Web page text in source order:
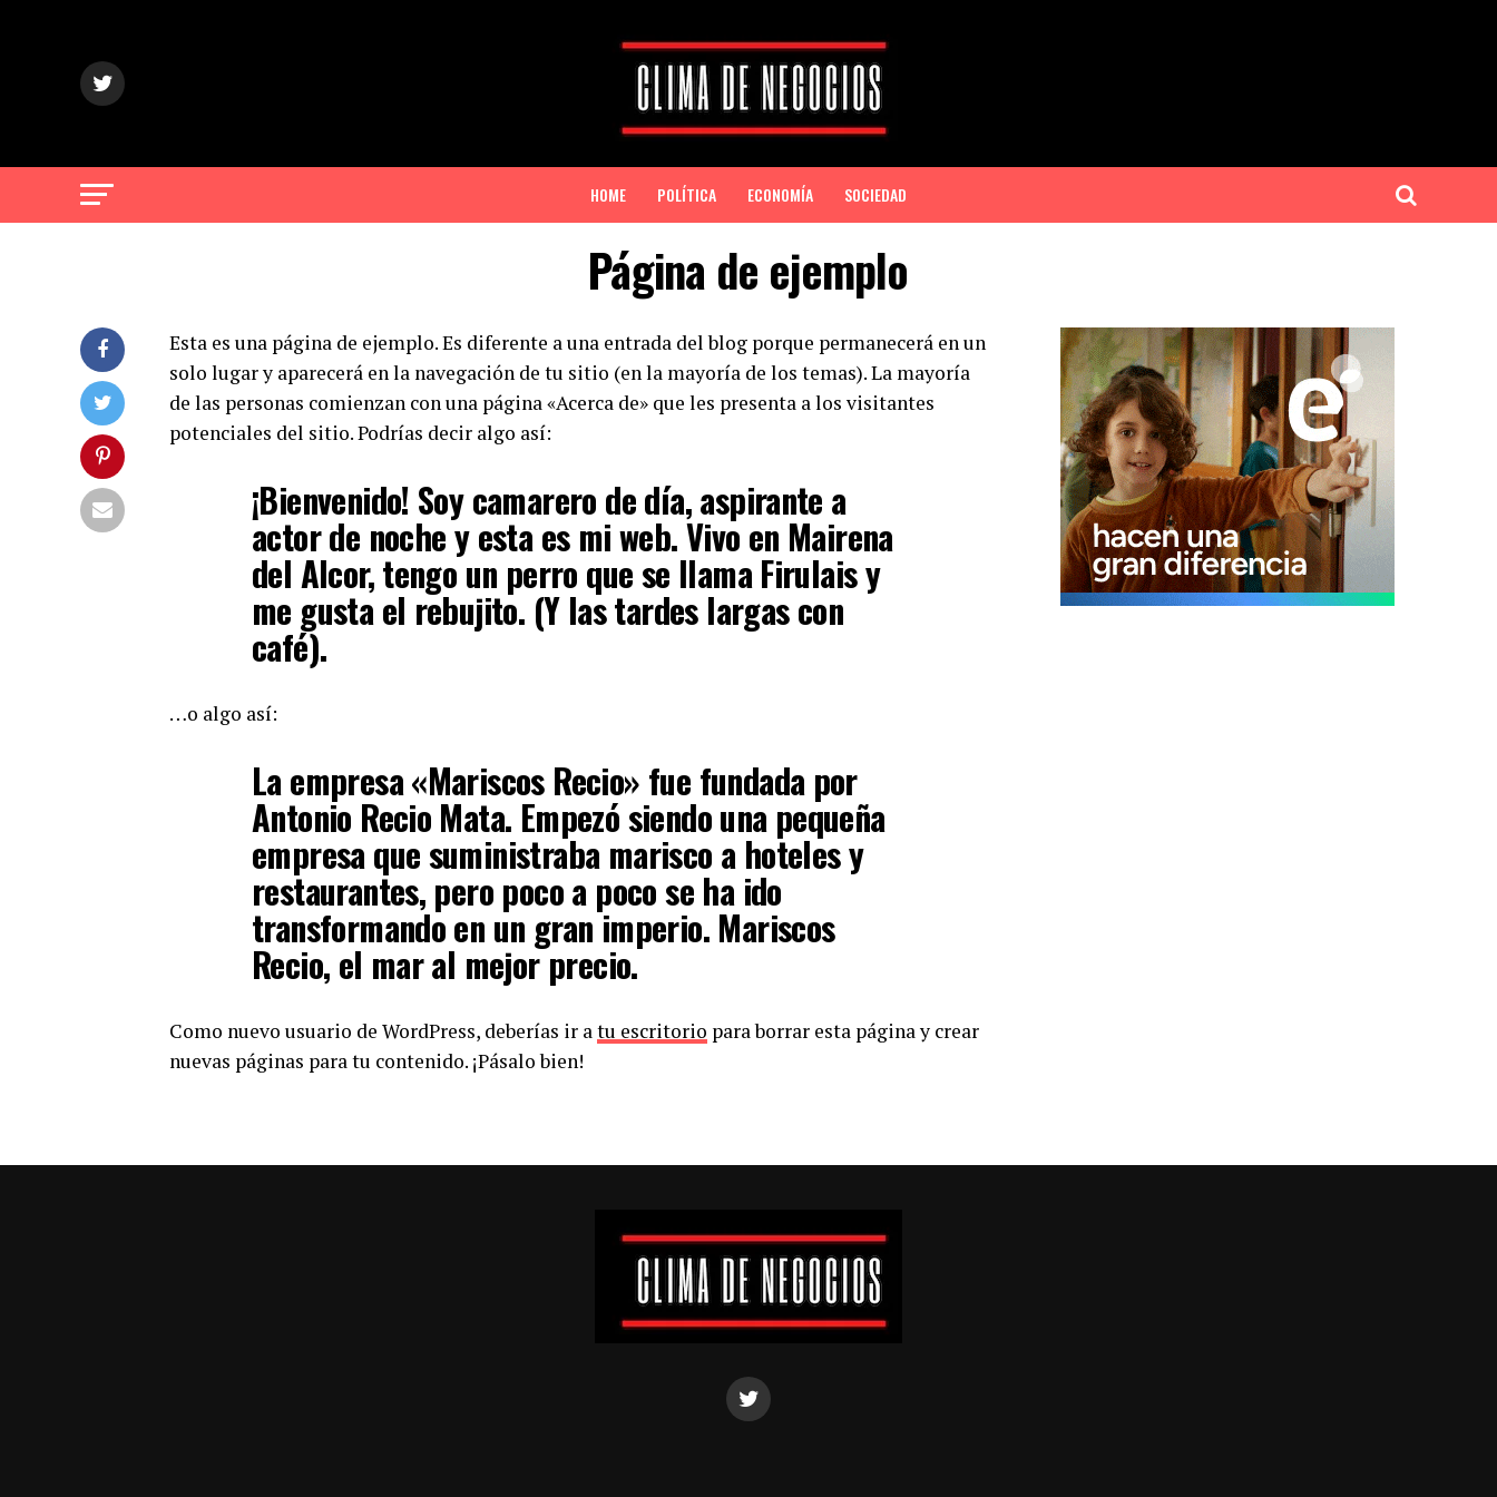
HOME POLÍTICA ECONOMÍA SOCIEDAD
Página de ejemplo
Esta es una página de ejemplo. Es diferente a una entrada del blog porque permanecerá en un
solo lugar y aparecerá en la navegación de tu sitio (en la mayoría de los temas). La mayoría
de las personas comienzan con una página «Acerca de» que les presenta a los visitantes
potenciales del sitio. Podrías decir algo así:
¡Bienvenido! Soy camarero de día, aspirante a
actor de noche y esta es mi web. Vivo en Mairena
del Alcor, tengo un perro que se llama Firulais y
me gusta el rebujito. (Y las tardes largas con
café).
…o algo así:
La empresa «Mariscos Recio» fue fundada por
Antonio Recio Mata. Empezó siendo una pequeña
empresa que suministraba marisco a hoteles y
restaurantes, pero poco a poco se ha ido
transformando en un gran imperio. Mariscos
Recio, el mar al mejor precio.
Como nuevo usuario de WordPress, deberías ir atu escritorio para borrar esta página y crear
nuevas páginas para tu contenido. ¡Pásalo bien!